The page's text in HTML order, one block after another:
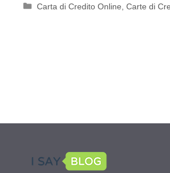
Categorie
Carta di Credito Online ,Carte di